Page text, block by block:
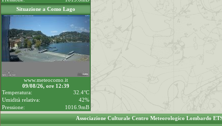
Situazione a Como Lago
www.meteocomo.it
09/08/26, ore 12:39
Temperatura:
32.4°C
Umidità relativa:
42%
Pressione:
1016.9mB
Associazione Culturale Centro Meteorologico Lombardo